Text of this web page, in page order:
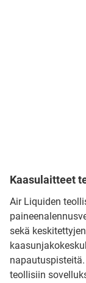
Kaasulaitteet
Air Liquiden
sekä
teollisiin